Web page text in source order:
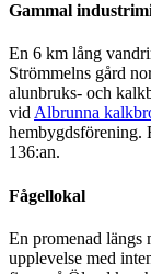
Gammal
En 6 km lång
Strömmelns gård
alunbruks- och
vidAlbrunna
hembygdsförening.
136:an.
Fågellokal
En promenad längs
upplevelse med